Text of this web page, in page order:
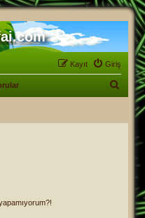
Giriş
Kayıt